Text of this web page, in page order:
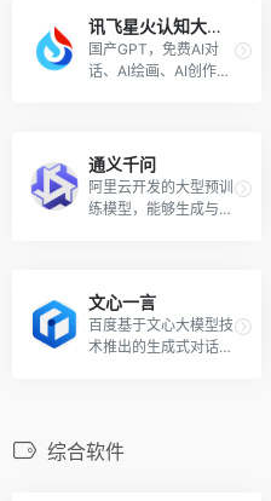
讯飞星火认知大模型
国产GPT，免费AI对
话、AI绘画、AI创作等
通义千问
阿里云开发的大型预训
练模型，能够生成与给
文心一言
百度基于文心大模型技
术推出的生成式对话产
综合软件